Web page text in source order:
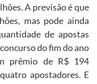
A previsão é que
mas pode ainda
de apostas
do fim do ano
prêmio de R$ 194
apostadores. E